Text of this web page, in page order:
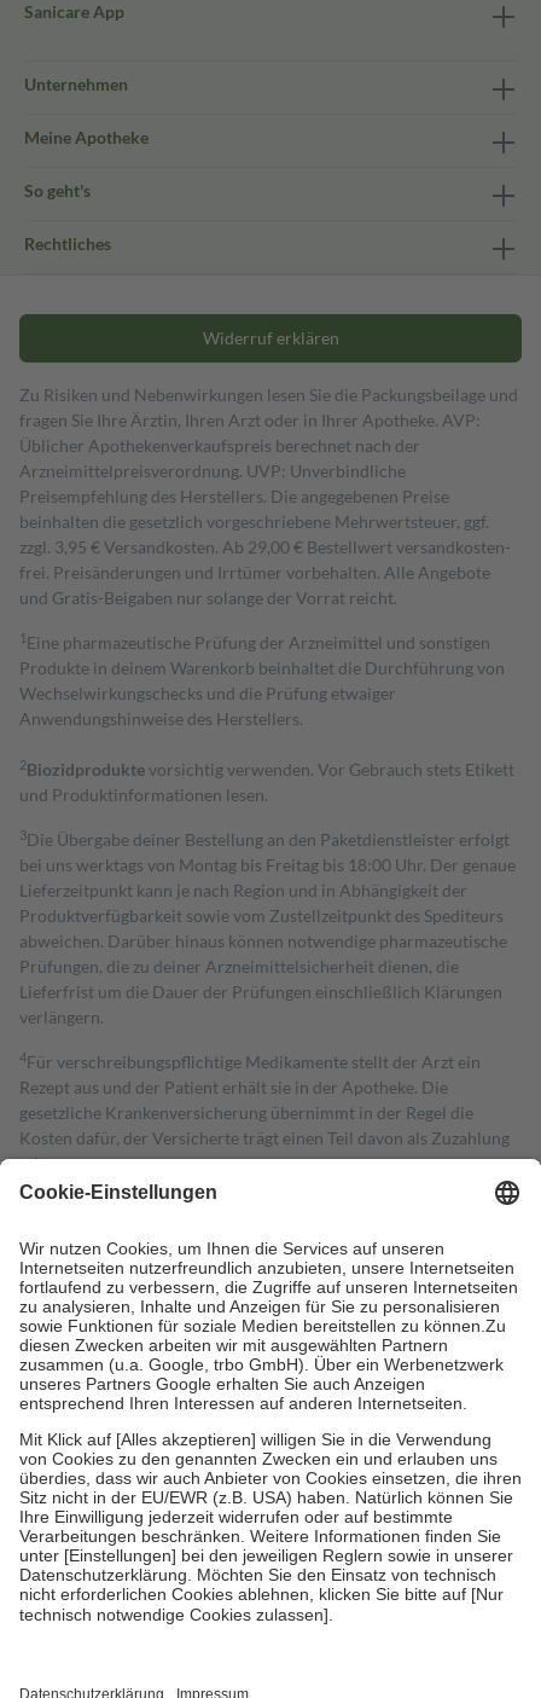
Sanicare App
Unternehmen
Meine Apotheke
So geht's
Rechtliches
Widerruf erklären
Zu Risiken und Nebenwirkungen lesen Sie die Packungsbeilage und
fragen Sie Ihre Ärztin, Ihren Arzt oder in Ihrer Apotheke. AVP:
Üblicher Apothekenverkaufspreis berechnet nach der
Arzneimittelpreisverordnung. UVP: Unverbindliche
Preisempfehlung des Herstellers. Die angegebenen Preise
beinhalten die gesetzlich vorgeschriebene Mehrwertsteuer, ggf.
zzgl. 3,95 € Versandkosten. Ab 29,00 € Bestell­wert versand­kosten­
frei. Preisänderungen und Irrtümer vorbehalten. Alle Angebote
und Gratis-Beigaben nur solange der Vorrat reicht.
1 Eine pharmazeutische Prüfung der Arzneimittel und sonstigen
Produkte in deinem Warenkorb beinhaltet die Durchführung von
Wechselwirkungschecks und die Prüfung etwaiger
Anwendungshinweise des Herstellers.
2Biozidproduktevorsichtig verwenden. Vor Gebrauch stets Etikett
und Produktinformationen lesen.
3Die Übergabe deiner Bestellung an den Paketdienstleister erfolgt
bei uns werktags von Montag bis Freitag bis 18:00 Uhr. Der genaue
Lieferzeitpunkt kann je nach Region und in Abhängigkeit der
Produktverfügbarkeit sowie vom Zustellzeitpunkt des Spediteurs
abweichen. Darüber hinaus können notwendige pharmazeutische
Prüfungen, die zu deiner Arzneimittelsicherheit dienen, die
Lieferfrist um die Dauer der Prüfungen einschließlich Klärungen
verlängern.
4Für verschreibungspflichtige Medikamente stellt der Arzt ein
Rezept aus und der Patient erhält sie in der Apotheke. Die
gesetzliche Krankenversicherung übernimmt in der Regel die
Kosten dafür, der Versicherte trägt einen Teil davon als Zuzahlung
mit.
Grundsätzlich leisten Mitglieder Zuzahlungen in Höhe von zehn
höchstens zehn Euro.
Es sind jedoch nie mehr als die tatsächlichen
Kosten der Leistung zu entrichten.
Diese Regeln gelten grundsätzlich auch für Online-Apotheken.
Bei Heilmitteln und häuslicher Krankenpflege beträgt die
Zuzahlung zehn Prozent der Kosten sowie zehn Euro je
Verordnung.
Um das Engagement der Versicherten für ihre eigene Gesundheit zu
stärken und die besondere Stellung der Familie zu unterstützen,
fallenkeine Zuzahlungenan bei:
• Kindern und Jugendlichen bis zum vollendeten 18. Lebensjahr
mit Ausnahme der Fahrkosten
• Untersuchungen zur Vorsorge und Früherkennung, die von der
GKV getragen werden
• empfohlenen Schutzimpfungen
• Harn- und Blutteststreifen
getroffen, um sicherzustellen, dass es sich um echte Bewertungen